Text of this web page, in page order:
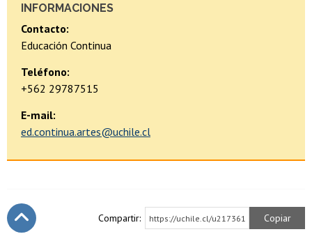
INFORMACIONES
Contacto:
Educación Continua
Teléfono:
+562 29787515
E-mail:
ed.continua.artes@uchile.cl
Compartir: https://uchile.cl/u217361 Copiar